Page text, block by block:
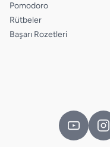
Pomodoro
Rütbeler
Başarı Rozetleri